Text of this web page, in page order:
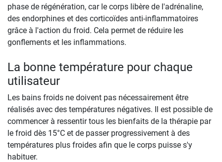
phase de régénération, car le corps libère de l'adrénaline,
des endorphines et des corticoïdes anti-inflammatoires
grâce à l'action du froid. Cela permet de réduire les
gonflements et les inflammations.
La bonne température pour chaque
utilisateur
Les bains froids ne doivent pas nécessairement être
réalisés avec des températures négatives. Il est possible de
commencer à ressentir tous les bienfaits de la thérapie par
le froid dès 15°C et de passer progressivement à des
températures plus froides afin que le corps puisse s'y
habituer.